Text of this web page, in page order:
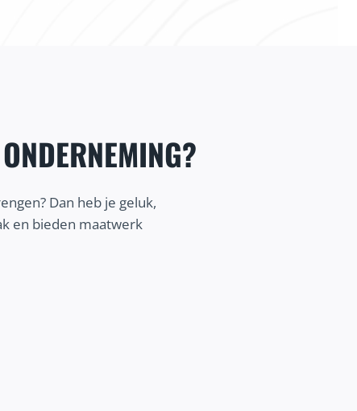
Dan heb je geluk,
en bieden maatwerk